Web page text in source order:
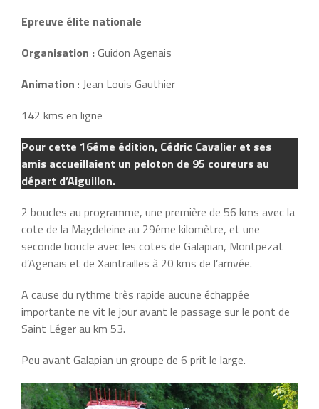
Epreuve élite nationale
Organisation :Guidon Agenais
Animation : Jean Louis Gauthier
142 kms en ligne
Pour cette 16éme édition, Cédric Cavalier et ses
amis accueillaient un peloton de 95 coureurs au
départ d’Aiguillon.
2 boucles au programme, une première de 56 kms avec la
cote de la Magdeleine au 29éme kilomètre, et une
seconde boucle avec les cotes de Galapian, Montpezat
d’Agenais et de Xaintrailles à 20 kms de l’arrivée.
A cause du rythme très rapide aucune échappée
importante ne vit le jour avant le passage sur le pont de
Saint Léger au km 53.
Peu avant Galapian un groupe de 6 prit le large.